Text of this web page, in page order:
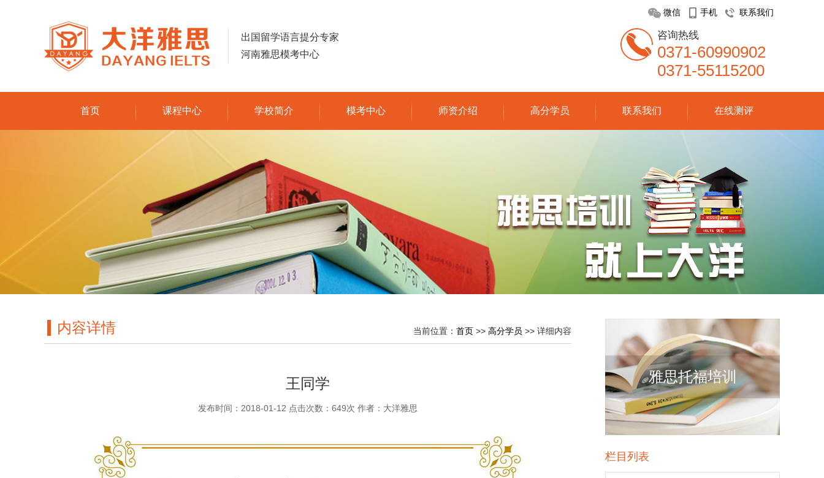
出国留学语言提分专家
河南雅思模考中心
联系我们
手机
微信
咨询热线
0371-60990902
0371-55115200
首页 课程中心 学校简介 模考中心 师资介绍 高分学员 联系我们 在线测评
内容详情 当前位置： 首页 >> 高分学员 >> 详细内容
王同学
发布时间：2018-01-12 点击次数： 649次 作者：大洋雅思
雅思托福培训
栏目列表